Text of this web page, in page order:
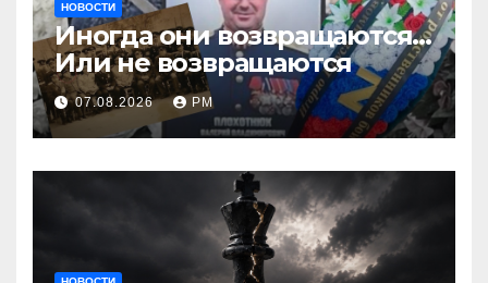
НОВОСТИ
Иногда они возвращаются…
Или не возвращаются
07.08.2026 РМ